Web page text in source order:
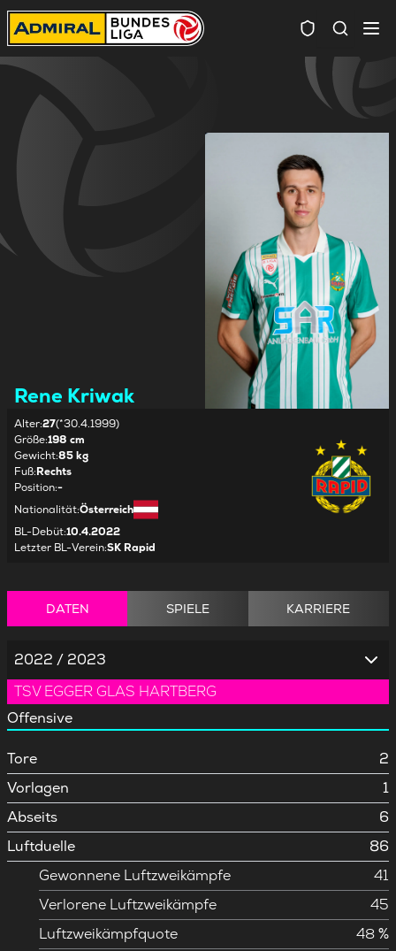
Rene Kriwak
Alter:27(*30.4.1999)
Größe:198 cm
Gewicht:85 kg
Fuß:Rechts
Position:-
Nationalität:Österreich
BL-Debüt:10.4.2022
Letzter BL-Verein:SK Rapid
DATEN SPIELE KARRIERE
2022 / 2023
TSV EGGER GLAS HARTBERG
Offensive
Tore
2
Vorlagen
1
Abseits
6
Luftduelle
86
Gewonnene Luftzweikämpfe
41
Verlorene Luftzweikämpfe
45
Luftzweikämpfquote
48 %